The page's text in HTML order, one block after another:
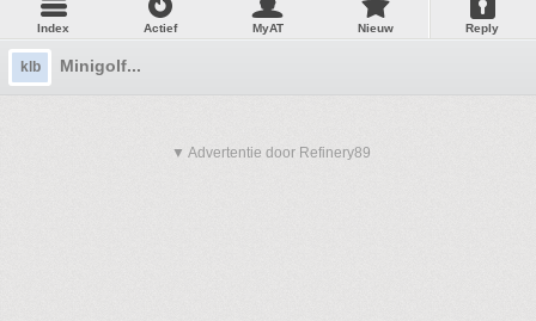
Index Actief MyAT Nieuw Reply
klb Minigolf...
▼ Advertentie door Refinery89